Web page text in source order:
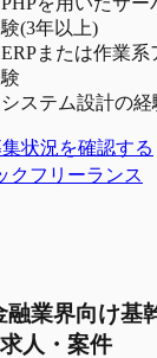
(3年以上)
ERPまたは作業
システム設計の経
状況を確認する
クフリーランス
融業界向け基
人・案件